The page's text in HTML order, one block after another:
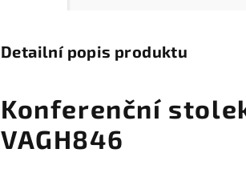
Detailní popis produktu
Konferenční
VAGH846